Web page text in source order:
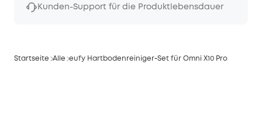
Kunden-Support für die Produktlebensdauer
Startseite Alle eufy Hartbodenreiniger‑Set für Omni X10 Pro